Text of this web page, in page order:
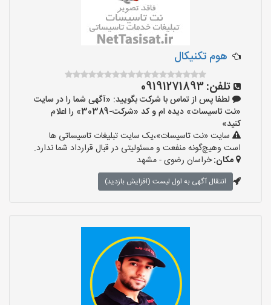
هوم تکنیکال
تلفن:09191271893
لطفا پس از تماس با شرکت بگویید: «آگهی شما را در سایت
«نت تاسیسات» دیده ام و کد «شرکت-30389» را اعلام
کنید»
سایت «نت تاسیسات»،یک سایت تبلیغات تاسیساتی ها
است وهیچ‌گونه منفعت و مسئولیتی در قبال قرارداد شما ندارد.
مکان:خراسان رضوی - مشهد
انتقال آگهی به اول لیست (افزایش بازدید)